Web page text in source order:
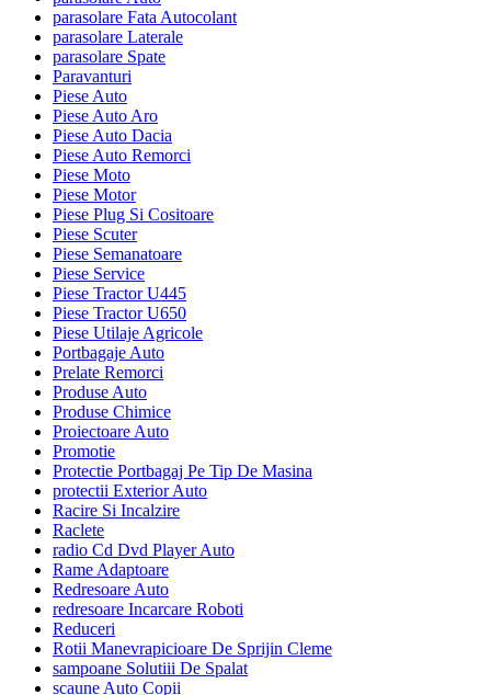
parasolare Fata Autocolant
parasolare Laterale
parasolare Spate
Paravanturi
Piese Auto
Piese Auto Aro
Piese Auto Dacia
Piese Auto Remorci
Piese Moto
Piese Motor
Piese Plug Si Cositoare
Piese Scuter
Piese Semanatoare
Piese Service
Piese Tractor U445
Piese Tractor U650
Piese Utilaje Agricole
Portbagaje Auto
Prelate Remorci
Produse Auto
Produse Chimice
Proiectoare Auto
Promotie
Protectie Portbagaj Pe Tip De Masina
protectii Exterior Auto
Racire Si Incalzire
Raclete
radio Cd Dvd Player Auto
Rame Adaptoare
Redresoare Auto
redresoare Incarcare Roboti
Reduceri
Rotii Manevrapicioare De Sprijin Cleme
sampoane Solutiii De Spalat
scaune Auto Copii